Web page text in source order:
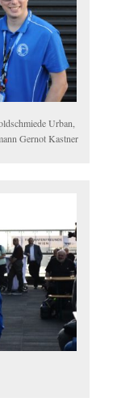
Urban,
Gernot Kastner